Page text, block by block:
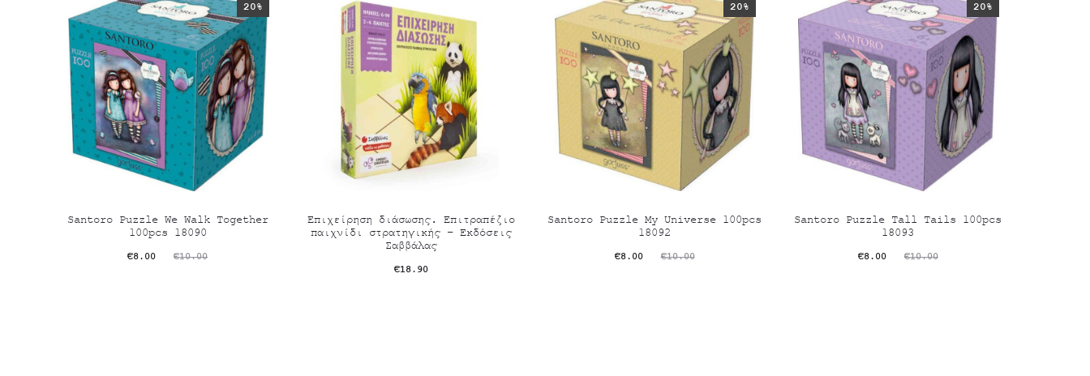
20%
Santoro Puzzle We Walk Together
100pcs 18090
€10.00
Original
€8.00
Η
Επιχείρηση διάσωσης. Επιτραπέζιο
παιχνίδι στρατηγικής – Εκδόσεις
Σαββάλας
€18.90
20%
Santoro Puzzle My Universe 100pcs
18092
€10.00
Original
€8.00
Η
20%
Santoro Puzzle Tall Tails 100pcs
18093
€10.00
Original
€8.00
Η